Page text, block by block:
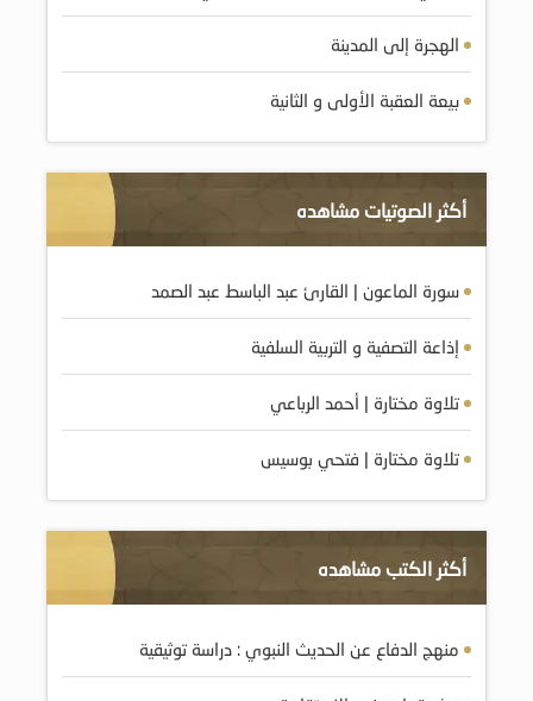
الهجرة إلى المدينة
بيعة العقبة الأولى و الثانية
أكثر الصوتيات مشاهده
سورة الماعون | القارئ عبد الباسط عبد الصمد
إذاعة التصفية و التربية السلفية
تلاوة مختارة | أحمد الرباعي
تلاوة مختارة | فتحي بوسيس
أكثر الكتب مشاهده
منهج الدفاع عن الحديث النبوي : دراسة توثيقية